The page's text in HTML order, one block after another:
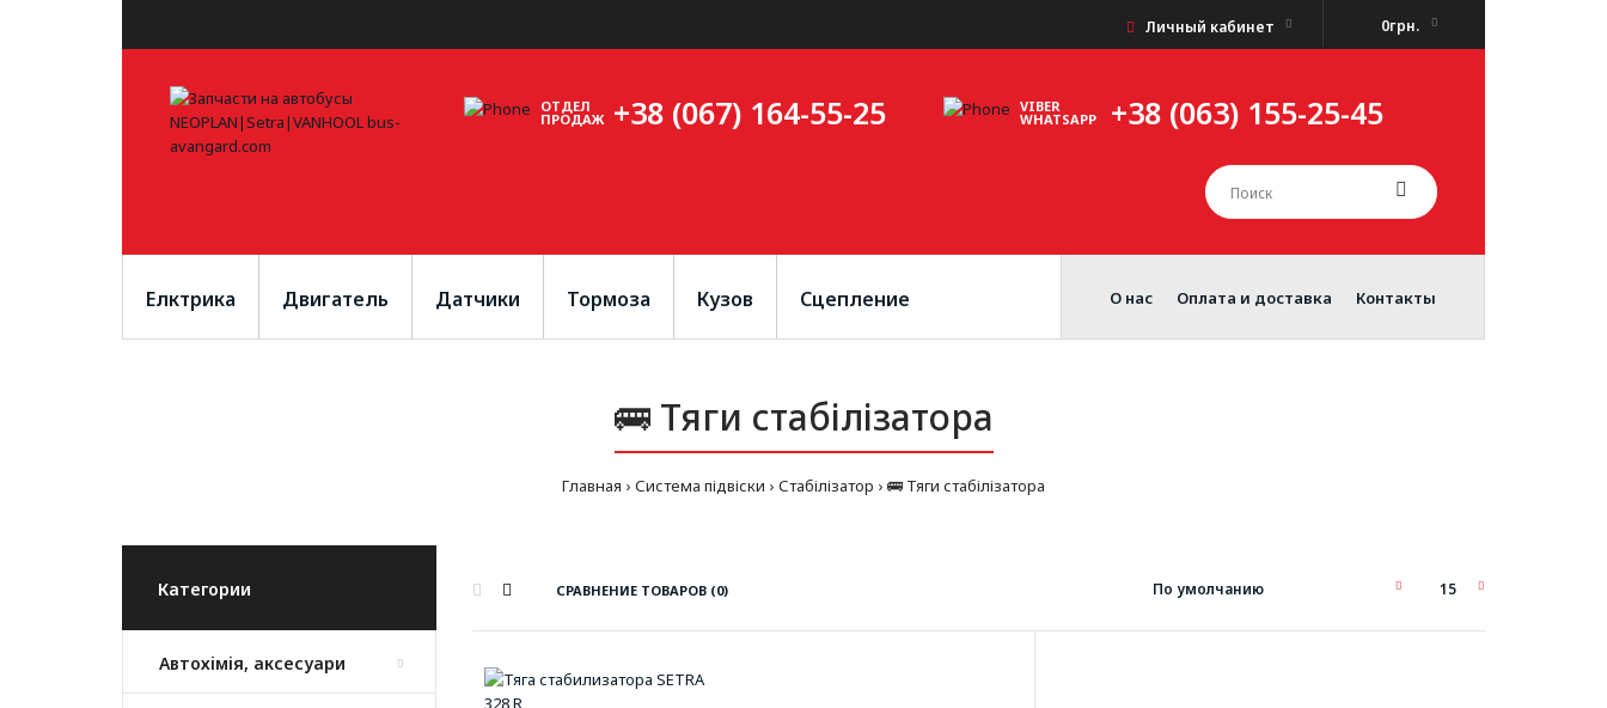
0грн.
Личный кабинет
ОТДЕЛ
ПРОДАЖ +38 (067) 164-55-25 VIBER
WHATSAPP +38 (063) 155-25-45
Елктрика Двигатель Датчики Тормоза Кузов Сцепление Контакты
Оплата и доставка
О нас
🚌 Тяги стабілізатора
Главная Система підвіски Стабілізатор 🚌 Тяги стабілізатора
Категории
Автохімія, аксесуари
СРАВНЕНИЕ ТОВАРОВ (0)